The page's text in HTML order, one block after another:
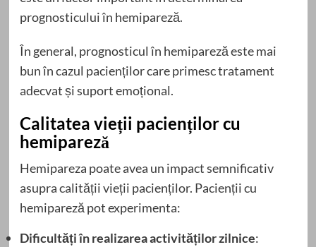
prognosticului în hemipareză.
În general, prognosticul în hemipareză este mai
bun în cazul pacienților care primesc tratament
adecvat și suport emoțional.
Calitatea vieții pacienților cu
hemipareză
Hemipareza poate avea un impact semnificativ
asupra calității vieții pacienților. Pacienții cu
hemipareză pot experimenta:
Dificultăți în realizarea activităților zilnice: